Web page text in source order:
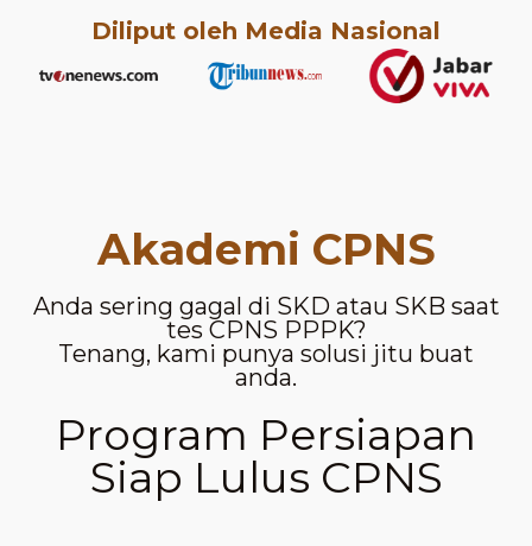
Diliput oleh Media Nasional
Akademi CPNS
Anda sering gagal di SKD atau SKB saat
tes CPNS PPPK?
Tenang, kami punya solusi jitu buat
anda.
Program Persiapan
Siap Lulus CPNS